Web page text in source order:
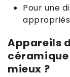
Pour une
Appareils
céramique
mieux ?